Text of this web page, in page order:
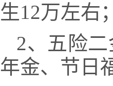
生12万左右；
2、五险
年金、节日